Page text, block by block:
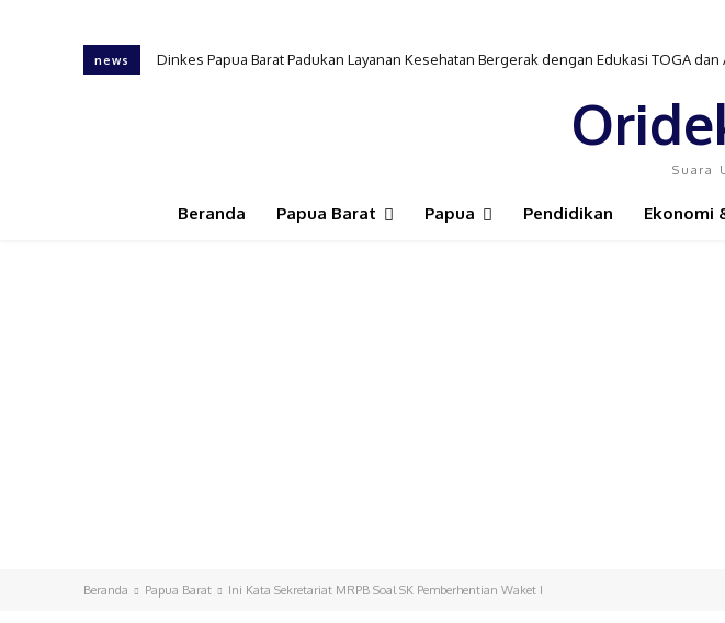
news Dinkes Papua Barat Padukan Layanan Kesehatan Bergerak dengan Edukasi TOGA
Suara
Beranda Papua Barat Papua Pendidikan Ekonomi
Beranda Papua Barat Ini Kata Sekretariat MRPB Soal SK Pemberhentian Waket I